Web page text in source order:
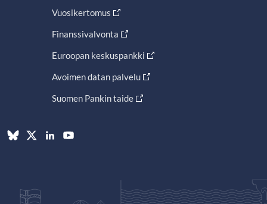
Vuosikertomus
Finanssivalvonta
Euroopan keskuspankki
Avoimen datan palvelu
Suomen Pankin taide